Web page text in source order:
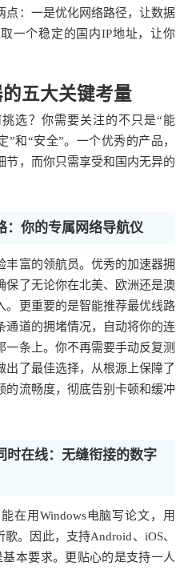
点：一是优化网络路径，让数据
一个稳定的国内IP地址，让你
五大关键考量
选？你需要关注的不只是“能
”和“安全”。一个优秀的产品，
节，而你只需享受和国内无异的
：你的专属网络导航仪
丰富的领航员。优秀的加速器拥
保了无论你在北美、欧洲还是澳
。更重要的是智能推荐最优线路
通道的拥堵情况，自动将你的连
一条上。你不再需要手动反复测
出了最佳选择，从根源上保障了
的流畅度，彻底告别卡顿和缓冲
时在线：无缝衔接的数字
在用Windows电脑写论文，用
。因此，支持Android、iOS、
基本要求。更贴心的是支持一人